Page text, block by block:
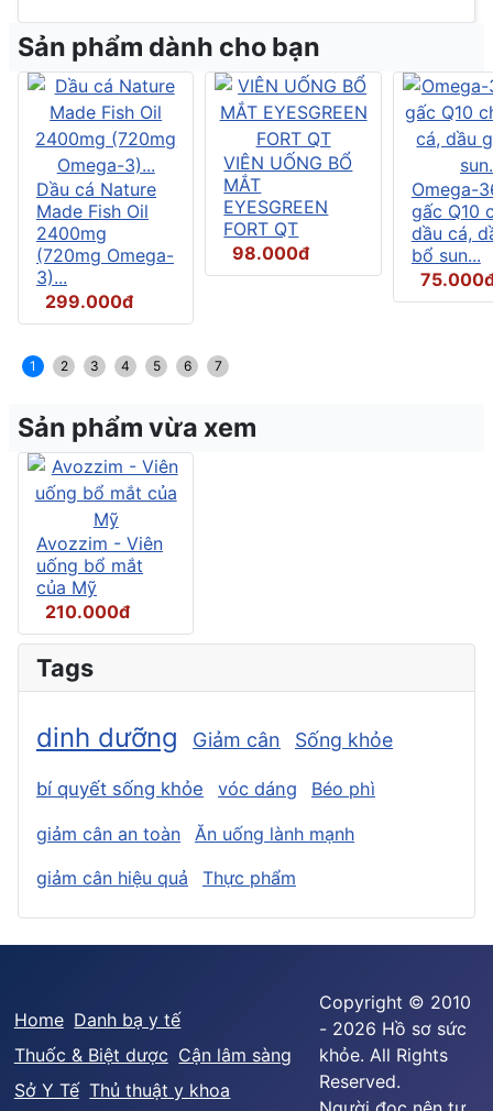
Sản phẩm dành cho bạn
Dầu cá Nature
Made Fish Oil
2400mg
(720mg Omega-
3)...
299.000đ
VIÊN UỐNG BỔ
MẮT
EYESGREEN
FORT QT
98.000đ
Omega-
gấc Q10
dầu cá,
bổ sun...
1 2 3 4 5 6 7
Sản phẩm vừa xem
Avozzim - Viên
uống bổ mắt
của Mỹ
210.000đ
Tags
dinh dưỡng Giảm cân Sống khỏe
bí quyết sống khỏe vóc dáng Béo phì
giảm cân an toàn
Ăn uống lành mạnh
giảm cân hiệu quả
Thực phẩm
Home Danh bạ y tế
Thuốc & Biệt dược Cận lâm sàng
Sở Y Tế Thủ thuật y khoa
Copyright © 2010
- 2026 Hồ sơ sức
khỏe. All Rights
Reserved.